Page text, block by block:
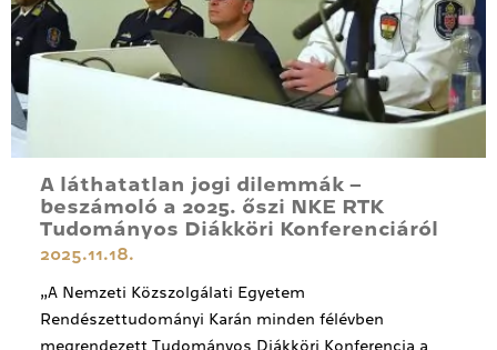
A láthatatlan jogi dilemmák –
beszámoló a 2025. őszi NKE RTK
Tudományos Diákköri Konferenciáról
2025.11.18.
„A Nemzeti Közszolgálati Egyetem
Rendészettudományi Karán minden félévben
megrendezett Tudományos Diákköri Konferencia a